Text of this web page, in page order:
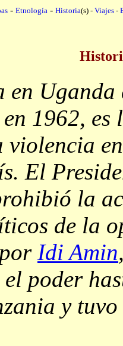
- Etnología - Historia(s) - Viajes-
en Uganda
1962, es
violencia
El
la
de la
Idi Amin
poder
y